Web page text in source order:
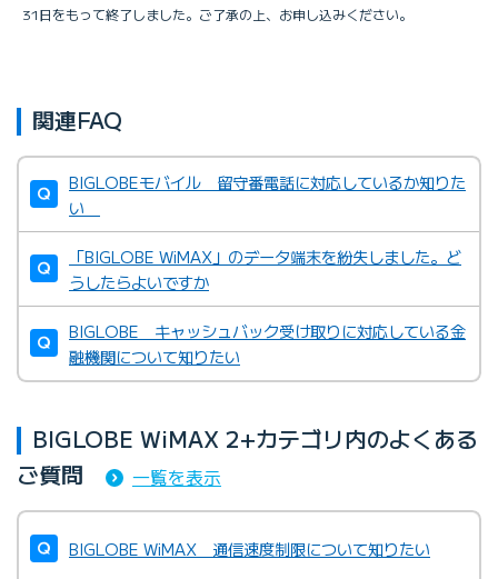
31日をもって終了しました。ご了承の上、お申し込みください。
関連FAQ
BIGLOBEモバイル 留守番電話に対応しているか知りた
い
「BIGLOBE WiMAX」のデータ端末を紛失しました。ど
うしたらよいですか
BIGLOBE キャッシュバック受け取りに対応している金
融機関について知りたい
BIGLOBE WiMAX 2+カテゴリ内のよくある
ご質問
一覧を表示
BIGLOBE WiMAX 通信速度制限について知りたい